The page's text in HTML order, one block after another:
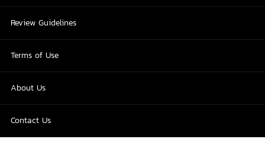
Review Guidelines
Terms of Use
About Us
Contact Us